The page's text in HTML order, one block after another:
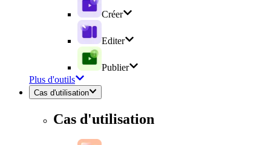
Créer
Editer
Publier
Plus d'outils
Cas d'utilisation
Cas d'utilisation